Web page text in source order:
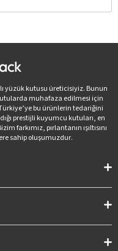
yüzük kutusu üreticisiyiz. Bunun
muhafaza edilmesi için
bu ürünlerin tedariğini
prestijli kuyumcu kutuları, en
farkımız, pırlantanın ışıltısını
sahip oluşumuzdur.